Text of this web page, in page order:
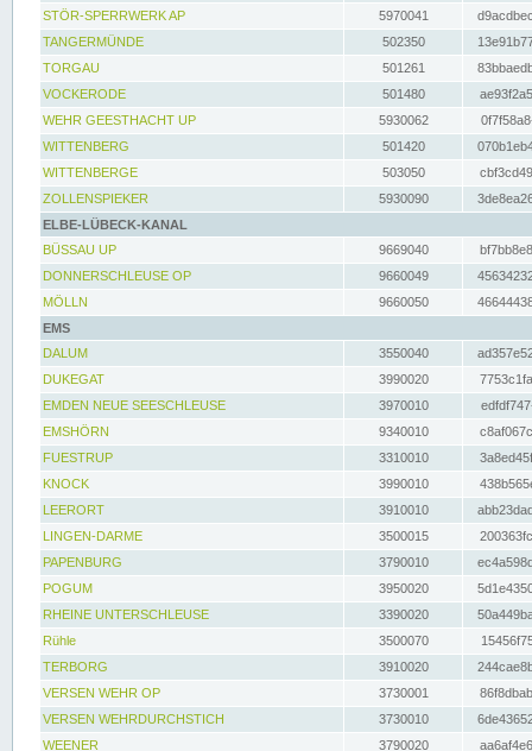
STÖR-SPERRWERK AP 5970041
TANGERMÜNDE
502350
TORGAU
501261
VOCKERODE
501480
WEHR GEESTHACHT UP
5930062
WITTENBERG
501420
WITTENBERGE
503050
ZOLLENSPIEKER
5930090
ELBE-LÜBECK-KANAL
BÜSSAU UP
9669040
DONNERSCHLEUSE OP
9660049
MÖLLN
9660050
EMS
DALUM
3550040
DUKEGAT
3990020
EMDEN NEUE SEESCHLEUSE
3970010
EMSHÖRN
9340010
FUESTRUP
3310010
KNOCK
3990010
LEERORT
3910010
LINGEN-DARME
3500015
PAPENBURG
3790010
POGUM
3950020
RHEINE UNTERSCHLEUSE
3390020
Rühle
3500070
TERBORG
3910020
VERSEN WEHR OP
3730001
VERSEN WEHRDURCHSTICH
3730010
WEENER
3790020